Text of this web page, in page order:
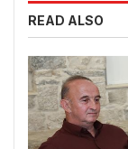
READ ALSO